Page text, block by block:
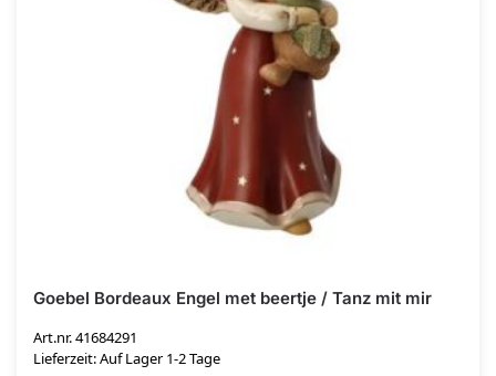
Goebel Bordeaux Engel met beertje / Tanz mit mir
Art.nr. 41684291
Lieferzeit: Auf Lager 1-2 Tage